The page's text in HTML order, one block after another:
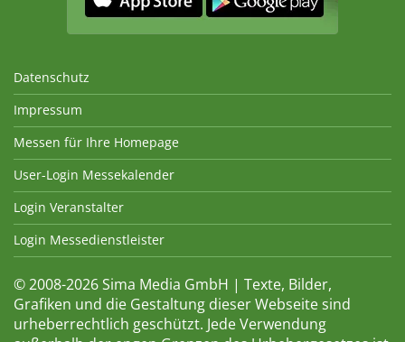
Datenschutz
Impressum
Messen für Ihre Homepage
User-Login Messekalender
Login Veranstalter
Login Messedienstleister
© 2008-2026 Sima Media GmbH | Texte, Bilder,
Grafiken und die Gestaltung dieser Webseite sind
urheberrechtlich geschützt. Jede Verwendung